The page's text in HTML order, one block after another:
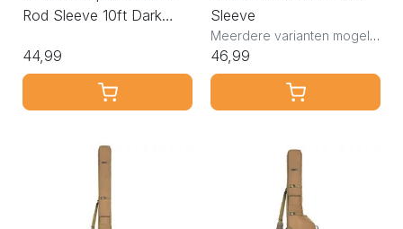
Rod Sleeve 10ft Dark
44,99
Sleeve
Meerdere varianten mogelijk
46,99